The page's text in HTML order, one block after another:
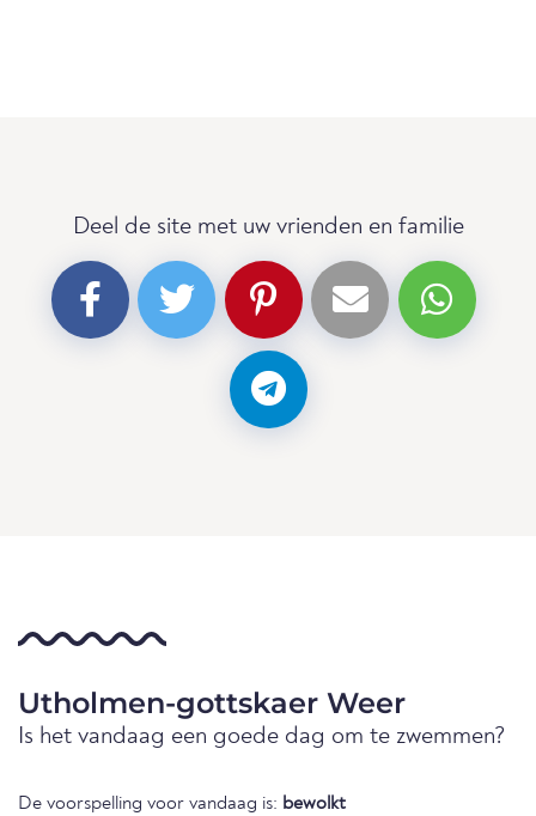
Deel de site met uw vrienden en familie
Utholmen-gottskaer Weer
Is het vandaag een goede dag om te zwemmen?
De voorspelling voor vandaag is: bewolkt